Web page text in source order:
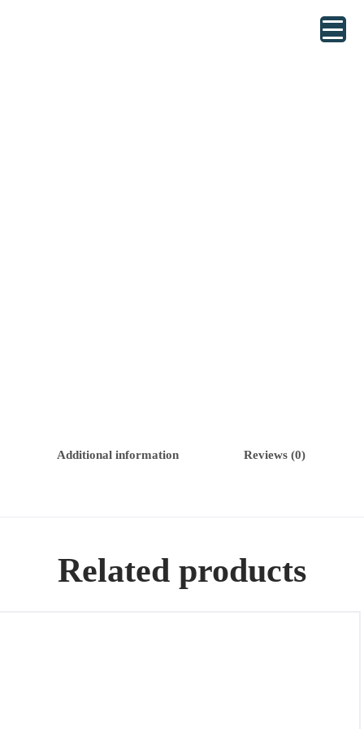
Additional information Reviews (0)
Related products